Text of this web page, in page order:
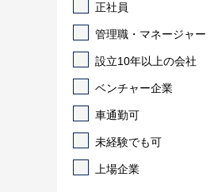
正社員
管理職・マネージャー
設立10年以上の会社
ベンチャー企業
車通勤可
未経験でも可
上場企業